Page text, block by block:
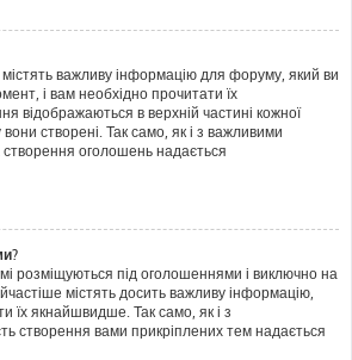
важливу інформацію для форуму, який ви
і вам необхідно прочитати їх
відображаються в верхній частині кожної
створені. Так само, як і з важливими
оголошень надається
розміщуються під оголошеннями і виключно на
містять досить важливу інформацію,
їх якнайшвидше. Так само, як і з
створення вами прикріплених тем надається